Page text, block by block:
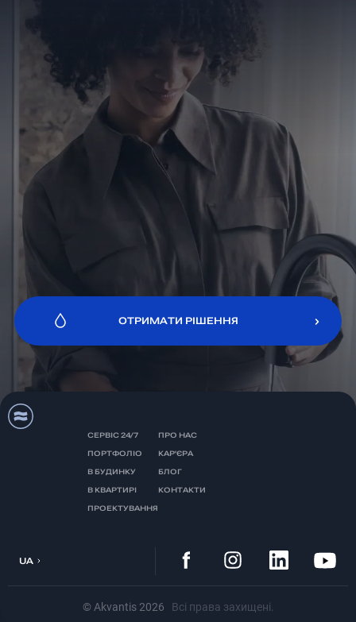
ОТРИМАТИ РІШЕННЯ
ОТРИМАТИ РІШЕННЯ
СЕРВІС 24/7
ПОРТФОЛІО
В БУДИНКУ
В КВАРТИРІ
ПРОЕКТУВАННЯ
ПРО НАС
КАР'ЄРА
БЛОГ
КОНТАКТИ
© Akvantis 2026 Всі права захищені.
UA